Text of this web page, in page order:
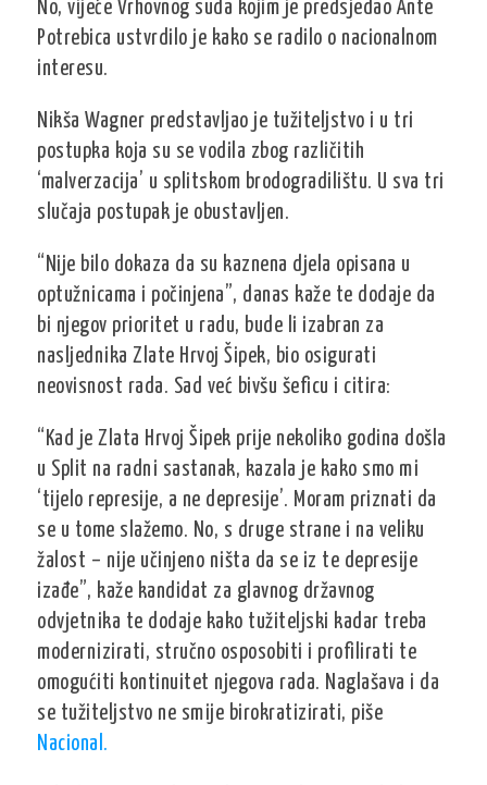
No, vijeće Vrhovnog suda kojim je predsjedao Ante
Potrebica ustvrdilo je kako se radilo o nacionalnom
interesu.
Nikša Wagner predstavljao je tužiteljstvo i u tri
postupka koja su se vodila zbog različitih
‘malverzacija’ u splitskom brodogradilištu. U sva tri
slučaja postupak je obustavljen.
“Nije bilo dokaza da su kaznena djela opisana u
optužnicama i počinjena”, danas kaže te dodaje da
bi njegov prioritet u radu, bude li izabran za
nasljednika Zlate Hrvoj Šipek, bio osigurati
neovisnost rada. Sad već bivšu šeficu i citira:
“Kad je Zlata Hrvoj Šipek prije nekoliko godina došla
u Split na radni sastanak, kazala je kako smo mi
‘tijelo represije, a ne depresije’. Moram priznati da
se u tome slažemo. No, s druge strane i na veliku
žalost – nije učinjeno ništa da se iz te depresije
izađe”, kaže kandidat za glavnog državnog
odvjetnika te dodaje kako tužiteljski kadar treba
modernizirati, stručno osposobiti i profilirati te
omogućiti kontinuitet njegova rada. Naglašava i da
se tužiteljstvo ne smije birokratizirati, piše
Nacional.